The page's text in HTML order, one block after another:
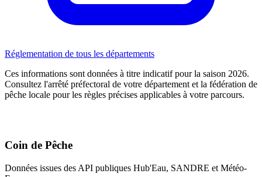
Réglementation de tous les départements
Ces informations sont données à titre indicatif pour la saison 2026.
Consultez l'arrêté préfectoral de votre département et la fédération de
pêche locale pour les règles précises applicables à votre parcours.
Coin de Pêche
Données issues des API publiques Hub'Eau, SANDRE et Météo-